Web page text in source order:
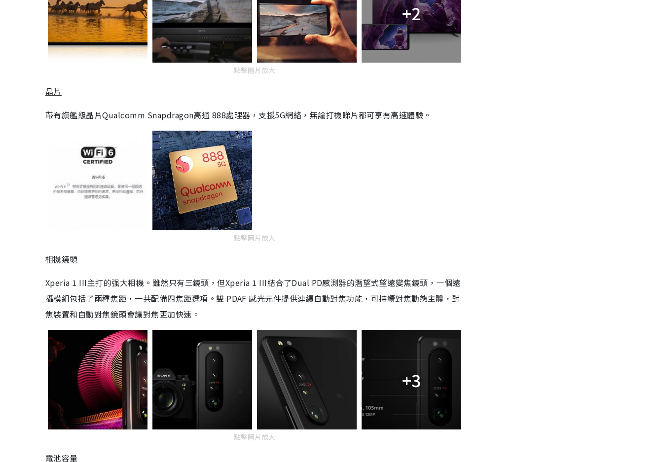
+2
點擊圖片放大
晶片
帶有旗艦級晶片Qualcomm Snapdragon高通 888處理器，支援5G網絡，無論打機睇片都可享有高速體驗。
點擊圖片放大
相機鏡頭
Xperia 1 III主打的强大相機。雖然只有三鏡頭，但Xperia 1 III結合了Dual PD感測器的潛望式望遠變焦鏡頭，一個遠
攝模組包括了兩種焦距，一共配備四焦距選項。雙 PDAF 感光元件提供連續自動對焦功能，可持續對焦動態主體，對
焦裝置和自動對焦鏡頭會讓對焦更加快速。
+3
點擊圖片放大
電池容量